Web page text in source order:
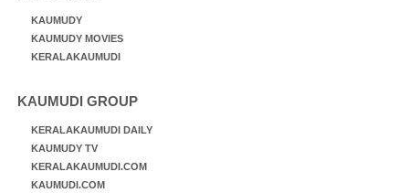
KAUMUDY
KAUMUDY MOVIES
KERALAKAUMUDI
KAUMUDI GROUP
KERALAKAUMUDI DAILY
KAUMUDY TV
KERALAKAUMUDI.COM
KAUMUDI.COM